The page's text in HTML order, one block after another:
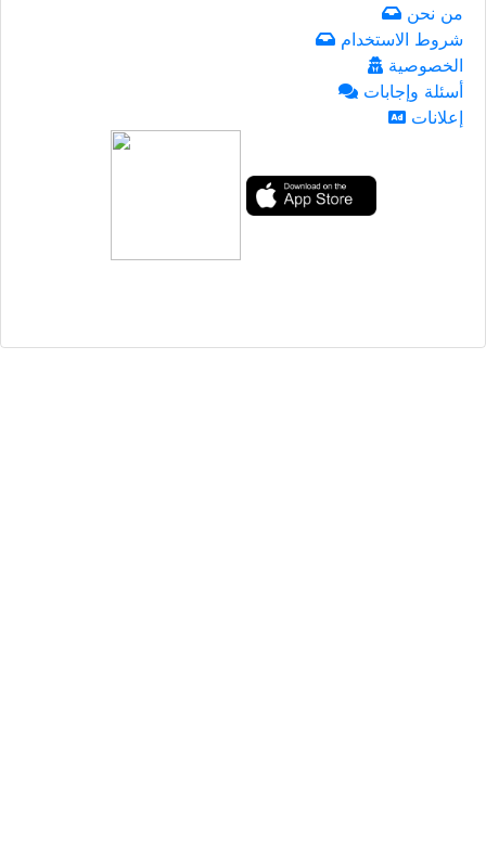
من نحن
شروط الاستخدام
الخصوصية
أسئلة وإجابات
إعلانات